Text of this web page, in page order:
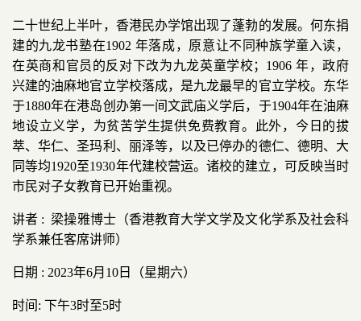
二十世纪上半叶，香港民办学馆出现了蓬勃的发展。何东捐
建的九龙书塾在1902 年落成，原意让不同种族学童入读，
在英商和官员的反对下改为九龙英童学校；1906 年，政府
兴建的油麻地官立学校落成，是九龙最早的官立学校。东华
于1880年在港岛创办第一间文武庙义学后，于1904年在油麻
地设立义学，为贫苦学生提供免费教育。此外，今日的拔
萃、华仁、圣玛利、丽泽等，以及已停办的德仁、德明、大
同等均1920至1930年代建校营运。诸校的建立，可反映当时
市民对子女教育已开始重视。
讲者 : 梁操雅博士（香港教育大学文学及文化学系及社会科
学系兼任客席讲师）
日期 : 2023年6月10日（星期六）
时间: 下午3时至5时